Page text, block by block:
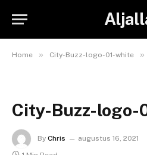
Home » City-Buzz-logo-01-white »
City-Buzz-logo-
By Chris augustus 16, 2021